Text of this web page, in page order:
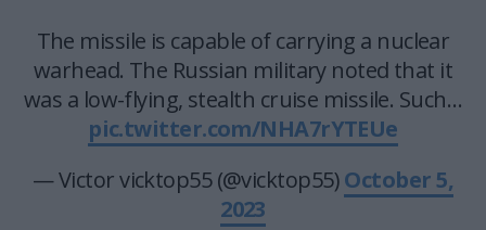
The missile is capable of carrying a nuclear
warhead. The Russian military noted that it
was a low-flying, stealth cruise missile. Such…
pic.twitter.com/NHA7rYTEUe
— Victor vicktop55 (@vicktop55)October 5,
2023